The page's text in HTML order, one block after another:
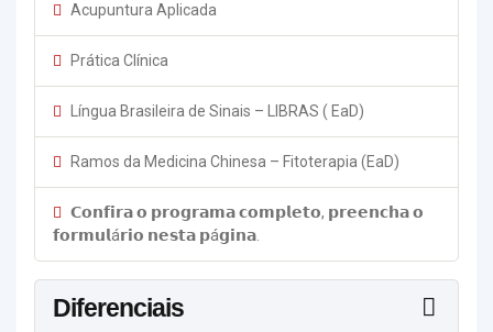
Acupuntura Aplicada
Prática Clínica
Língua Brasileira de Sinais – LIBRAS ( EaD)
Ramos da Medicina Chinesa – Fitoterapia (EaD)
𝗖𝗼𝗻𝗳𝗶𝗿𝗮 𝗼 𝗽𝗿𝗼𝗴𝗿𝗮𝗺𝗮 𝗰𝗼𝗺𝗽𝗹𝗲𝘁𝗼, 𝗽𝗿𝗲𝗲𝗻𝗰𝗵𝗮 𝗼
𝗳𝗼𝗿𝗺𝘂𝗹á𝗿𝗶𝗼 𝗻𝗲𝘀𝘁𝗮 𝗽á𝗴𝗶𝗻𝗮.
Diferenciais